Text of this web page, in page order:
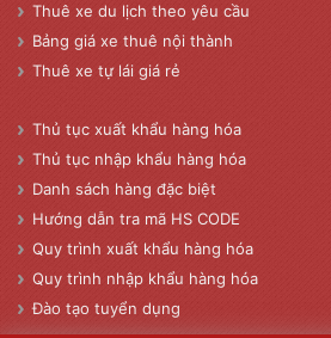
Thuê xe du lịch theo yêu cầu
Bảng giá xe thuê nội thành
Thuê xe tự lái giá rẻ
Thủ tục xuất khẩu hàng hóa
Thủ tục nhập khẩu hàng hóa
Danh sách hàng đặc biệt
Hướng dẫn tra mã HS CODE
Quy trình xuất khẩu hàng hóa
Quy trình nhập khẩu hàng hóa
Đào tạo tuyển dụng